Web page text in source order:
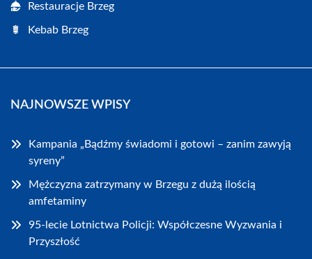
Restauracje Brzeg
Kebab Brzeg
NAJNOWSZE WPISY
Kampania „Bądźmy świadomi i gotowi – zanim zawyją
syreny”
Mężczyzna zatrzymany w Brzegu z dużą ilością
amfetaminy
95-lecie Lotnictwa Policji: Współczesne Wyzwania i
Przyszłość